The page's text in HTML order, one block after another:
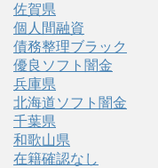
佐賀県
個人間融資
債務整理ブラック
優良ソフト闇金
兵庫県
北海道ソフト闇金
千葉県
和歌山県
在籍確認なし